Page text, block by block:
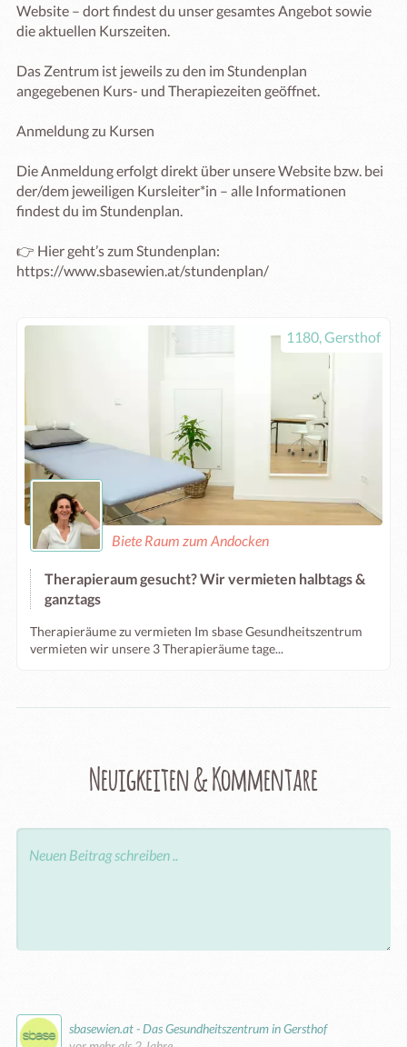
Website – dort findest du unser gesamtes Angebot sowie
die aktuellen Kurszeiten.
Das Zentrum ist jeweils zu den im Stundenplan
angegebenen Kurs- und Therapiezeiten geöffnet.
Anmeldung zu Kursen
Die Anmeldung erfolgt direkt über unsere Website bzw. bei
der/dem jeweiligen Kursleiter*in – alle Informationen
findest du im Stundenplan.
👉 Hier geht’s zum Stundenplan:
https://www.sbasewien.at/stundenplan/
1180, Gersthof
Biete Raum zum Andocken
Therapieraum gesucht? Wir vermieten halbtags &
ganztags
Therapieräume zu vermieten Im sbase Gesundheitszentrum
vermieten wir unsere 3 Therapieräume tage...
Neuigkeiten & Kommentare
sbasewien.at - Das Gesundheitszentrum in Gersthof